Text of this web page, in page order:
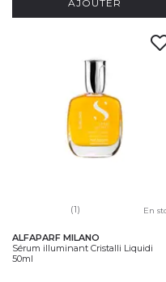
AJOUTER
(1) En
ALFAPARF MILANO
Sérum illuminant Cristalli Liquidi
50ml